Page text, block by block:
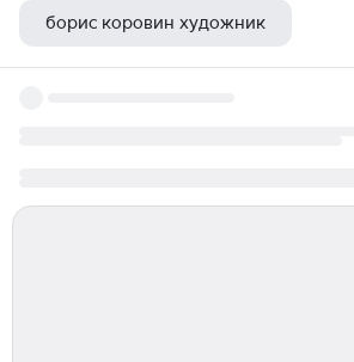
борис коровин художник